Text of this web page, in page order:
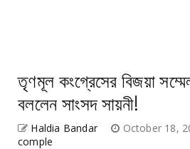
তৃণমূল কংগ্রেসের বিজয়া
বললেন সাংসদ সায়নী!
Haldia Bandar October 18,
comple